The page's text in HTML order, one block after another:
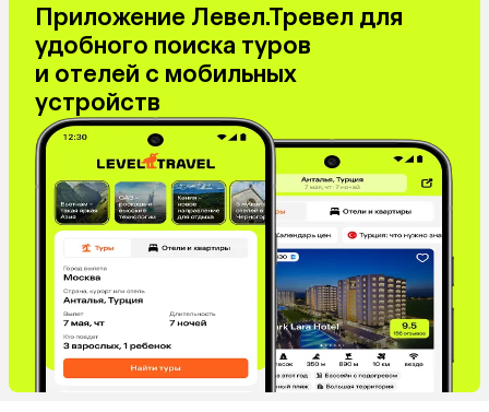
Приложение Левел.Тревел для
удобного поиска туров
и отелей с мобильных
устройств